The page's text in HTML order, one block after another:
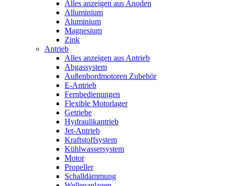
Alles anzeigen aus Anoden
Alluminium
Aluminium
Magnesium
Zink
Antrieb
Alles anzeigen aus Antrieb
Abgassystem
Außenbordmotoren Zubehör
E-Antrieb
Fernbedienungen
Flexible Motorlager
Getriebe
Hydraulikantrieb
Jet-Antrieb
Kraftstoffsystem
Kühlwassersystem
Motor
Propeller
Schalldämmung